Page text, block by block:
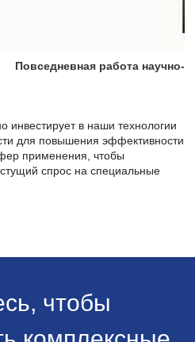
Повседневная работа научно-
инвестирует в наши технологии
для повышения эффективности
применения, чтобы
спрос на специальные
чтобы